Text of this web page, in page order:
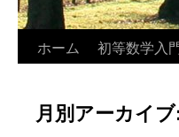
ホーム 初等数学入
月別アーカイ